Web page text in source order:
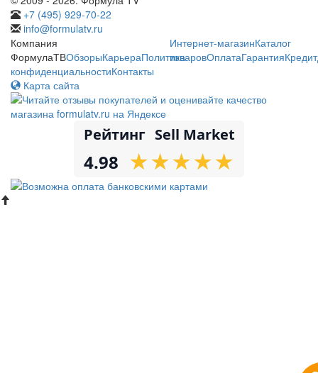
+7 (495) 929-70-22
info@formulatv.ru
Компания
ФормулаТВОбзорыКарьераПолитика
конфиденциальностиКонтакты
Интернет-магазинКаталог
товаровОплатаГарантияКредит
Карта сайта
Рейтинг Sell Market
4.98 ★
★★
★★
★★
★★
★